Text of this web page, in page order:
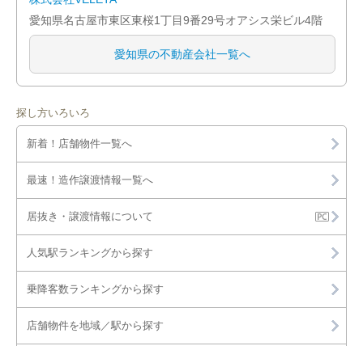
愛知県名古屋市東区東桜1丁目9番29号オアシス栄ビル4階
愛知県の不動産会社一覧へ
探し方いろいろ
新着！店舗物件一覧へ
最速！造作譲渡情報一覧へ
居抜き・譲渡情報について
人気駅ランキングから探す
乗降客数ランキングから探す
店舗物件を地域／駅から探す